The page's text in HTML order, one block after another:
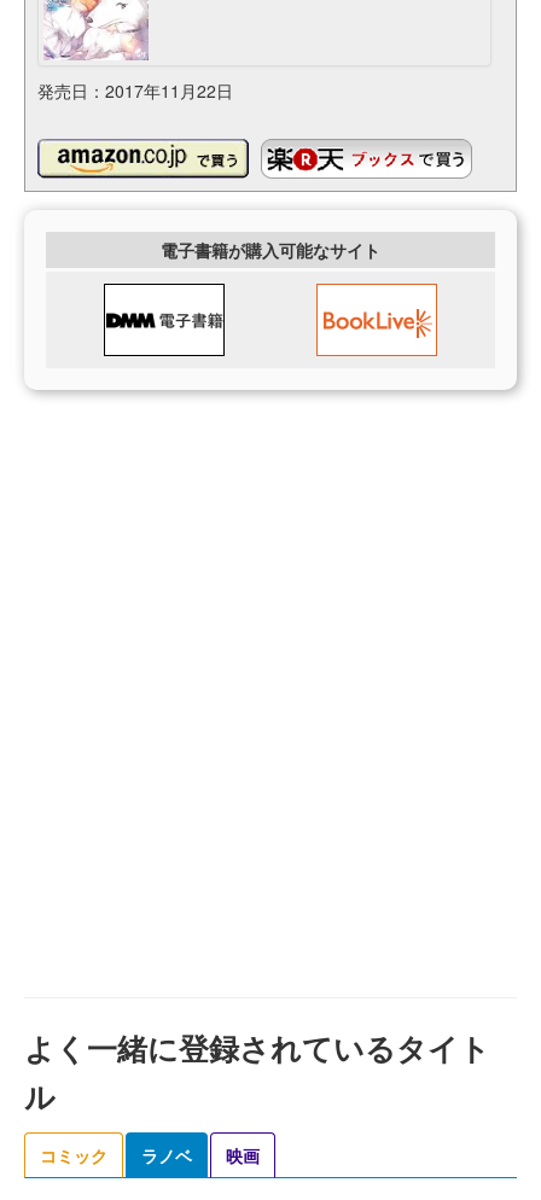
発売日：2017年11月22日
電子書籍が購入可能なサイト
よく一緒に登録されているタイト
ル
コミック ラノベ 映画